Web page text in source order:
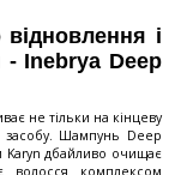
і
Inebrya Deep
не тільки на кінцеву
засобу. Шампунь Deep
Karyn дбайливо очищає